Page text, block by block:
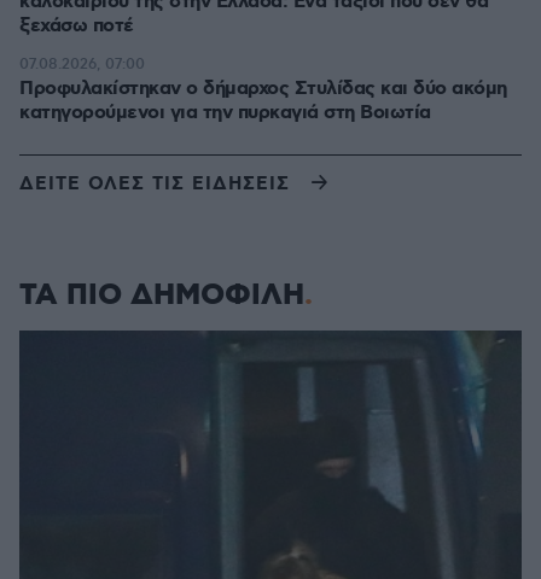
ξεχάσω ποτέ
Προφυλακίστηκαν ο δήμαρχος Στυλίδας και δύο ακόμη
κατηγορούμενοι για την πυρκαγιά στη Βοιωτία
07.08.2026, 07:00
ΔΕΙΤΕ ΟΛΕΣ ΤΙΣ ΕΙΔΗΣΕΙΣ
ΤΑ ΠΙΟ ΔΗΜΟΦΙΛΗ